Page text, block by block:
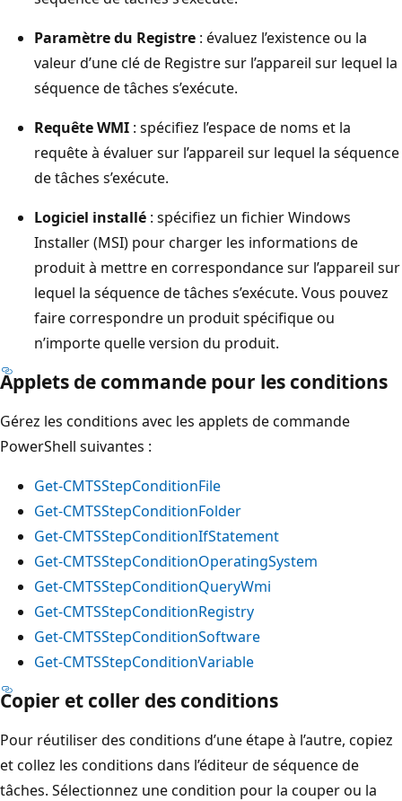
Paramètre du Registre : évaluez l’existence ou la
valeur d’une clé de Registre sur l’appareil sur lequel la
séquence de tâches s’exécute.
Requête WMI : spécifiez l’espace de noms et la
requête à évaluer sur l’appareil sur lequel la séquence
de tâches s’exécute.
Logiciel installé : spécifiez un fichier Windows
Installer (MSI) pour charger les informations de
produit à mettre en correspondance sur l’appareil sur
lequel la séquence de tâches s’exécute. Vous pouvez
faire correspondre un produit spécifique ou
n’importe quelle version du produit.
Applets de commande pour les conditions
Gérez les conditions avec les applets de commande
PowerShell suivantes :
Get-CMTSStepConditionFile
Get-CMTSStepConditionFolder
Get-CMTSStepConditionIfStatement
Get-CMTSStepConditionOperatingSystem
Get-CMTSStepConditionQueryWmi
Get-CMTSStepConditionRegistry
Get-CMTSStepConditionSoftware
Get-CMTSStepConditionVariable
Copier et coller des conditions
Pour réutiliser des conditions d’une étape à l’autre, copiez
et collez les conditions dans l’éditeur de séquence de
tâches. Sélectionnez une condition pour la couper ou la